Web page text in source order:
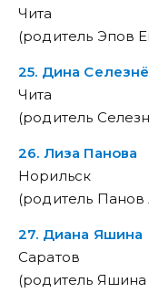
Чита
(родитель Эпов
25. Дина
Чита
(родитель
26. Лиза Панова
Норильск
(родитель
27. Диана Яшина
Саратов
(родитель Яшина